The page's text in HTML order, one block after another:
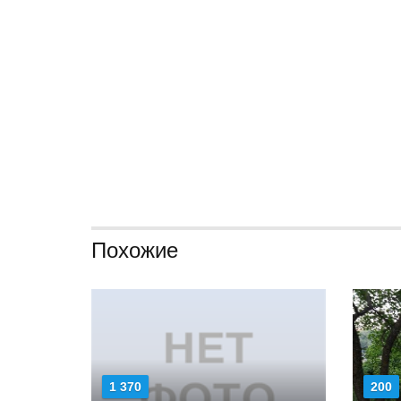
Похожие
1 370 200